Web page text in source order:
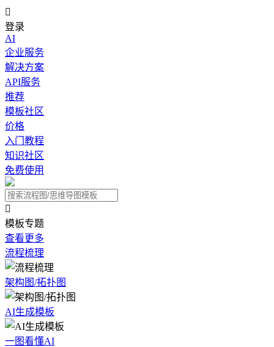

登录
AI
企业服务
解决方案
API服务
推荐
模板社区
价格
入门教程
知识社区
免费使用

模板专题
查看更多
流程梳理
架构图/拓扑图
AI生成模板
一图看懂AI